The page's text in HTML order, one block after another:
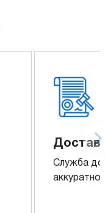
Служба
аккуратно